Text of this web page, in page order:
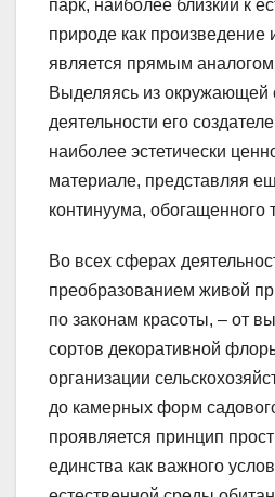
парк, наиболее близкий к
природе как произведение
является прямым
Выделяясь из окружающей
деятельности его
наиболее эстетически
материале, представляя
континуума, обогащенного
Во всех сферах
преобразованием живой
по законам красоты, – от
сортов декоративной
организации
до камерных форм
проявляется принцип
единства как важного